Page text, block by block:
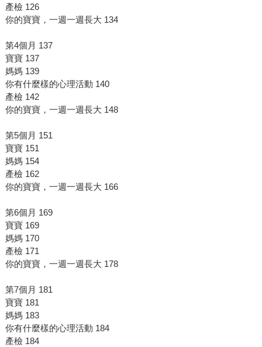
產檢 126
你的寶寶，一週一週長大 134
第4個月 137
寶寶 137
媽媽 139
你有什麼樣的心理活動 140
產檢 142
你的寶寶，一週一週長大 148
第5個月 151
寶寶 151
媽媽 154
產檢 162
你的寶寶，一週一週長大 166
第6個月 169
寶寶 169
媽媽 170
產檢 171
你的寶寶，一週一週長大 178
第7個月 181
寶寶 181
媽媽 183
你有什麼樣的心理活動 184
產檢 184